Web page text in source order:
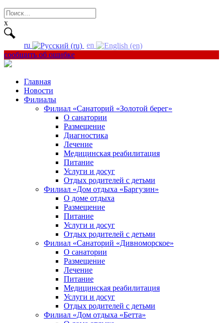
Найти:
x
ru
en
сообщить об ошибке
Главная
Новости
Филиалы
Филиал «Санаторий «Золотой берег»
О санатории
Размещение
Диагностика
Лечение
Медицинская реабилитация
Питание
Услуги и досуг
Отдых родителей с детьми
Филиал «Дом отдыха «Баргузин»
О доме отдыха
Размещение
Питание
Услуги и досуг
Отдых родителей с детьми
Филиал «Санаторий «Дивноморское»
О санатории
Размещение
Лечение
Питание
Медицинская реабилитация
Услуги и досуг
Отдых родителей с детьми
Филиал «Дом отдыха «Бетта»